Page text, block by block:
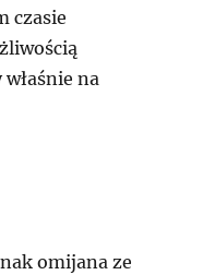
czasie
na
omijana ze